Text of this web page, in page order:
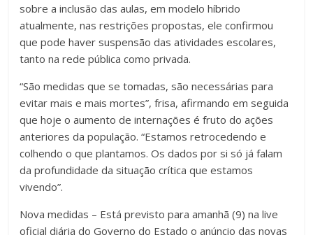
sobre a inclusão das aulas, em modelo híbrido
atualmente, nas restrições propostas, ele confirmou
que pode haver suspensão das atividades escolares,
tanto na rede pública como privada.
“São medidas que se tomadas, são necessárias para
evitar mais e mais mortes”, frisa, afirmando em seguida
que hoje o aumento de internações é fruto do ações
anteriores da população. “Estamos retrocedendo e
colhendo o que plantamos. Os dados por si só já falam
da profundidade da situação crítica que estamos
vivendo”.
Nova medidas – Está previsto para amanhã (9) na live
oficial diária do Governo do Estado o anúncio das novas